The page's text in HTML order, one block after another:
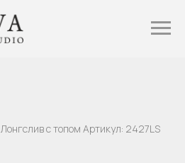
Лонгслив с топом Артикул: 2427LS